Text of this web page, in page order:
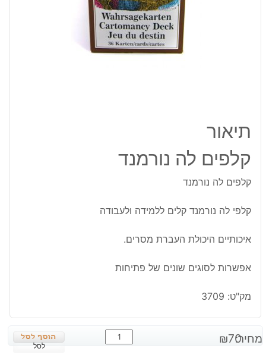
תיאור
קלפים לה נורמנד
קלפים לה נורמנד
קלפי לה נורמנד קלים ללמידה ולעבודה
איכותיים היכולת העברת מסרים.
אפשרות לסוגים שונים של פתיחות
מק"ט: 3709
מחיר: ₪70
כמות
של
לסל